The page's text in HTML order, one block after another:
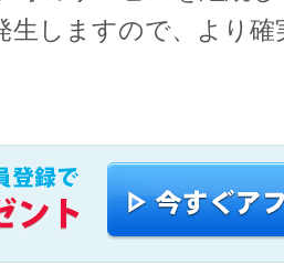
生しますので、より